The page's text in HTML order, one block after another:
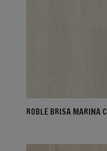
ROBLE BRISA MARINA